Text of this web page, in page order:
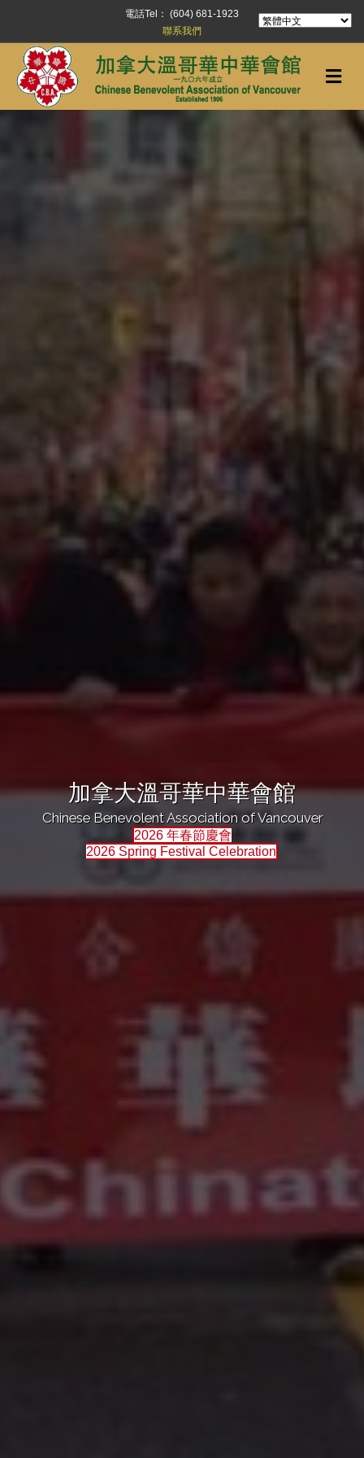
電話Tel： (604) 681-1923
聯系我們
加拿大溫哥華中華會館
Chinese Benevolent Association of Vancouver
2026 年春節慶會
2026 Spring Festival Celebration